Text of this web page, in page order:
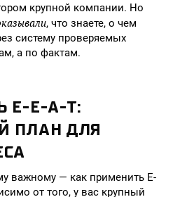
крупной компании. Но
, что знаете, о чем
систему проверяемых
а по фактам.
E-A-T:
ПЛАН ДЛЯ
важному — как применить E-
от того, у вас крупный